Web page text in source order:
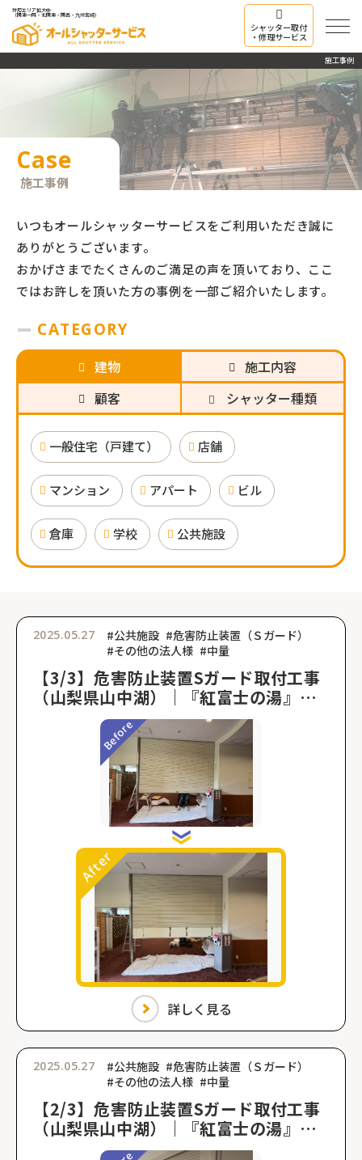
対応エリア拡大中
（関東一円・北関東・関西・九州宮崎）
シャッター取付
・修理サービス
施工事例
Case
施工事例
いつもオールシャッターサービスをご利用いただき誠に
ありがとうございます。
おかげさまでたくさんのご満足の声を頂いており、ここ
ではお許しを頂いた方の事例を一部ご紹介いたします。
CATEGORY
建物
施工内容
顧客
シャッター種類
一般住宅（戸建て） 店舗
マンション アパート ビル
倉庫 学校 公共施設
2025.05.27 #公共施設 #危害防止装置（Ｓガード）
#その他の法人様 #中量
【3/3】危害防止装置Sガード取付工事
（山梨県山中湖）｜『紅富士の湯』危
害防止装置取り付け
詳しく見る
2025.05.27 #公共施設 #危害防止装置（Ｓガード）
#その他の法人様 #中量
【2/3】危害防止装置Sガード取付工事
（山梨県山中湖）｜『紅富士の湯』危
害防止装置取り付け